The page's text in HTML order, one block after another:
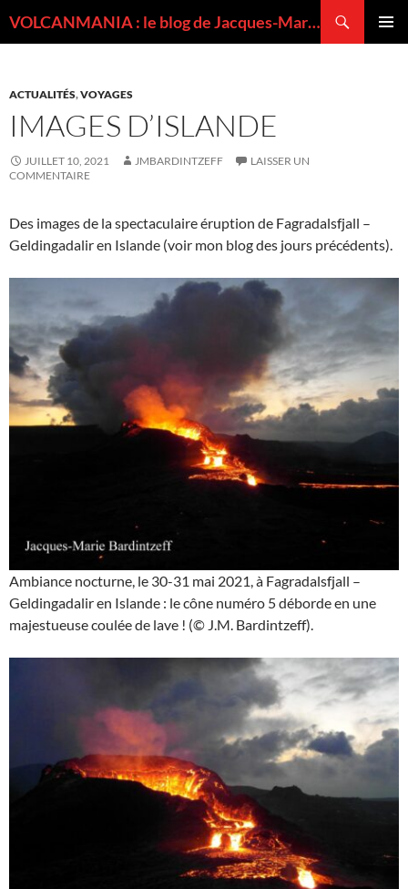
VOLCANMANIA : le blog de Jacques-Marie BARDINTZEFF, volcanologue
ACTUALITÉS,VOYAGES
IMAGES D’ISLANDE
JUILLET 10, 2021 JMBARDINTZEFF
LAISSER UN
COMMENTAIRE
Des images de la spectaculaire éruption de Fagradalsfjall –
Geldingadalir en Islande (voir mon blog des jours précédents).
Ambiance nocturne, le 30-31 mai 2021, à Fagradalsfjall –
Geldingadalir en Islande : le cône numéro 5 déborde en une
majestueuse coulée de lave ! (© J.M. Bardintzeff).